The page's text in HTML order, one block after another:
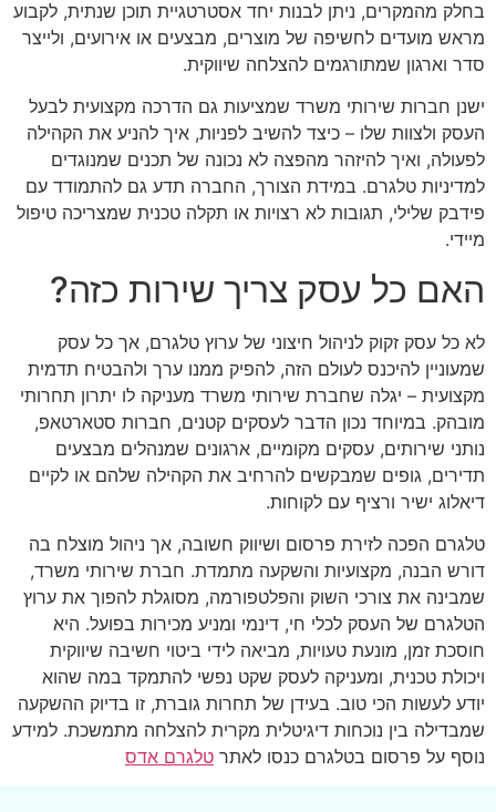
בחלק מהמקרים, ניתן לבנות יחד אסטרטגיית תוכן שנתית, לקבוע
מראש מועדים לחשיפה של מוצרים, מבצעים או אירועים, ולייצר
סדר וארגון שמתורגמים להצלחה שיווקית.
ישנן חברות שירותי משרד שמציעות גם הדרכה מקצועית לבעל
העסק ולצוות שלו – כיצד להשיב לפניות, איך להניע את הקהילה
לפעולה, ואיך להיזהר מהפצה לא נכונה של תכנים שמנוגדים
למדיניות טלגרם. במידת הצורך, החברה תדע גם להתמודד עם
פידבק שלילי, תגובות לא רצויות או תקלה טכנית שמצריכה טיפול
מיידי.
האם כל עסק צריך שירות כזה?
לא כל עסק זקוק לניהול חיצוני של ערוץ טלגרם, אך כל עסק
שמעוניין להיכנס לעולם הזה, להפיק ממנו ערך ולהבטיח תדמית
מקצועית – יגלה שחברת שירותי משרד מעניקה לו יתרון תחרותי
מובהק. במיוחד נכון הדבר לעסקים קטנים, חברות סטארטאפ,
נותני שירותים, עסקים מקומיים, ארגונים שמנהלים מבצעים
תדירים, גופים שמבקשים להרחיב את הקהילה שלהם או לקיים
דיאלוג ישיר ורציף עם לקוחות.
טלגרם הפכה לזירת פרסום ושיווק חשובה, אך ניהול מוצלח בה
דורש הבנה, מקצועיות והשקעה מתמדת. חברת שירותי משרד,
שמבינה את צורכי השוק והפלטפורמה, מסוגלת להפוך את ערוץ
הטלגרם של העסק לכלי חי, דינמי ומניע מכירות בפועל. היא
חוסכת זמן, מונעת טעויות, מביאה לידי ביטוי חשיבה שיווקית
ויכולת טכנית, ומעניקה לעסק שקט נפשי להתמקד במה שהוא
יודע לעשות הכי טוב. בעידן של תחרות גוברת, זו בדיוק ההשקעה
שמבדילה בין נוכחות דיגיטלית מקרית להצלחה מתמשכת. למידע
נוסף על פרסום בטלגרם כנסו לאתר טלגרם אדס